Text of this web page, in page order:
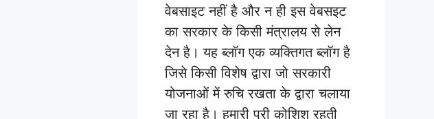
वेबसाइट नहीं है और न ही इस वेबसइट
का सरकार के किसी मंत्रालय से लेन
देन है। यह ब्लॉग एक व्यक्तिगत ब्लॉग है
जिसे किसी विशेष द्वारा जो सरकारी
योजनाओं में रुचि रखता के द्वारा चलाया
जा रहा है। हमारी पूरी कोशिश रहती